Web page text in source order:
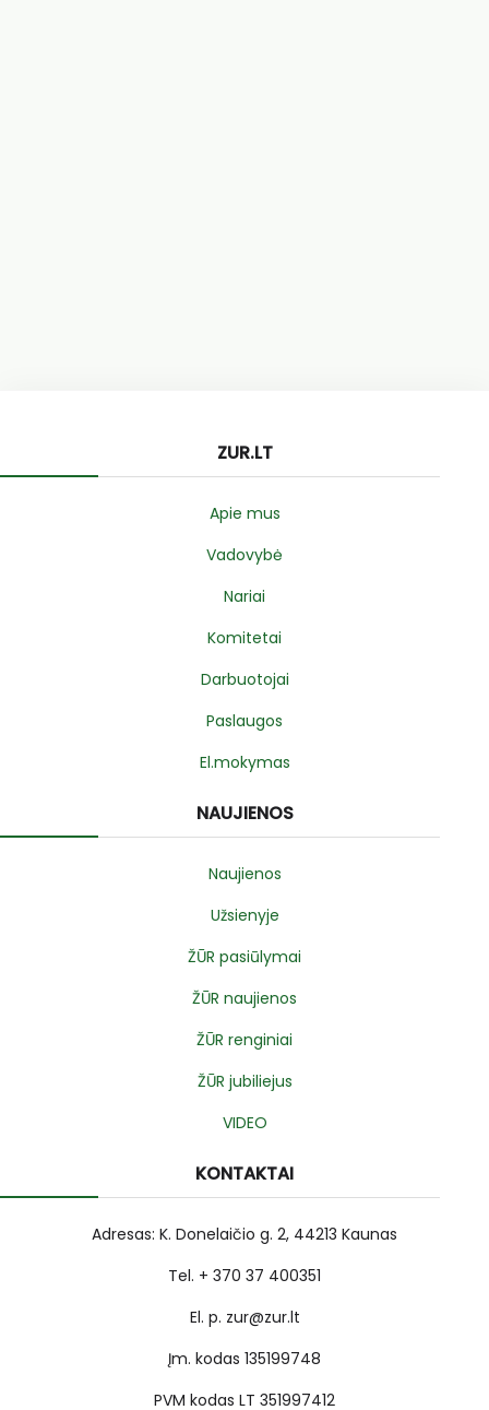
ZUR.LT
Apie mus
Vadovybė
Nariai
Komitetai
Darbuotojai
Paslaugos
El.mokymas
NAUJIENOS
Naujienos
Užsienyje
ŽŪR pasiūlymai
ŽŪR naujienos
ŽŪR renginiai
ŽŪR jubiliejus
VIDEO
KONTAKTAI
Adresas: K. Donelaičio g. 2, 44213 Kaunas
Tel. + 370 37 400351
El. p. zur@zur.lt
Įm. kodas 135199748
PVM kodas LT 351997412